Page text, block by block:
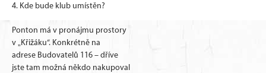
4. Kde bude klub umístěn?
Ponton má v pronájmu prostory
v „Křižáku“. Konkrétně na
adrese Budovatelů 116 – dříve
jste tam možná někdo nakupoval